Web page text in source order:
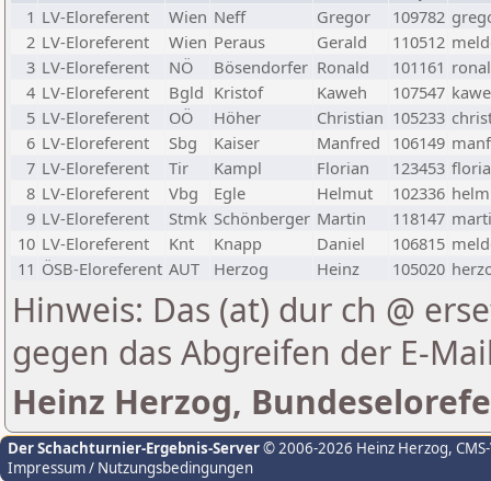
1 LV-Eloreferent Wien Neff Gregor 109782
2 LV-Eloreferent Wien Peraus Gerald 110512
3 LV-Eloreferent NÖ Bösendorfer Ronald 101161
4 LV-Eloreferent Bgld Kristof Kaweh 107547
5 LV-Eloreferent OÖ Höher Christian 105233
6 LV-Eloreferent Sbg Kaiser Manfred 106149
7 LV-Eloreferent Tir Kampl Florian 123453
8 LV-Eloreferent Vbg Egle Helmut 102336
9 LV-Eloreferent Stmk Schönberger Martin 118147
10 LV-Eloreferent Knt Knapp Daniel 106815
11 ÖSB-Eloreferent AUT Herzog Heinz 105020
Hinweis: Das (at) dur ch @
gegen das Abgreifen der E-
Heinz Herzog,
Der Schachturnier-Ergebnis-Server© 2006-2026 Heinz Herzog,
Impressum / Nutzungsbedingungen